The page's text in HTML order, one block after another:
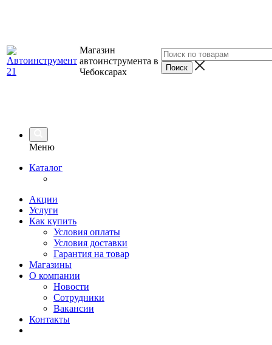
Магазин
автоинструмента в
Чебоксарах
Меню
Каталог
Акции
Услуги
Как купить
Условия оплаты
Условия доставки
Гарантия на товар
Магазины
О компании
Новости
Сотрудники
Вакансии
Контакты